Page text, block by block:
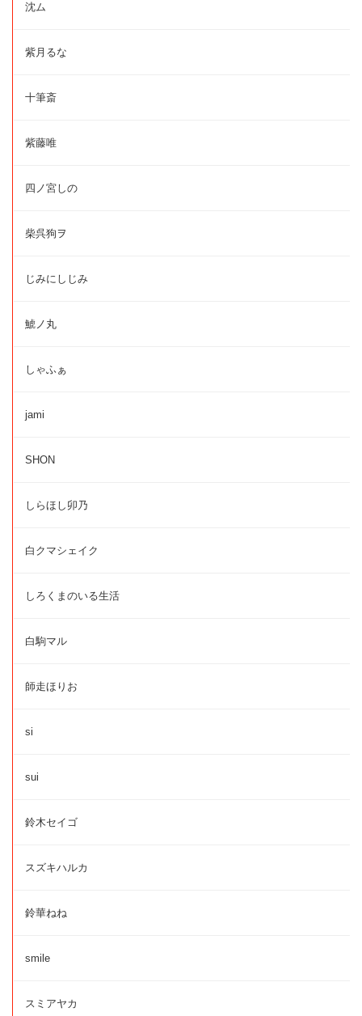
沈ム
紫月るな
十筆斎
紫藤唯
四ノ宮しの
柴呉狗ヲ
じみにしじみ
鯱ノ丸
しゃふぁ
jami
SHON
しらほし卯乃
白クマシェイク
しろくまのいる生活
白駒マル
師走ほりお
si
sui
鈴木セイゴ
スズキハルカ
鈴華ねね
smile
スミアヤカ